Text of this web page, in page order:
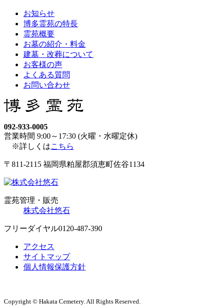
お知らせ
博多霊苑の特長
霊苑概要
お墓の紹介・料金
建墓・改葬について
お客様の声
よくある質問
お問い合わせ
092-933-0005
営業時間 9:00～17:30 (火曜・水曜定休)
※詳しくはこちら
〒811-2115 福岡県粕屋郡須恵町佐谷1134
霊苑管理・販売
株式会社悠石
フリーダイヤル0120-487-390
アクセス
サイトマップ
個人情報保護方針
Copyright © Hakata Cemetery. All Rights Reserved.